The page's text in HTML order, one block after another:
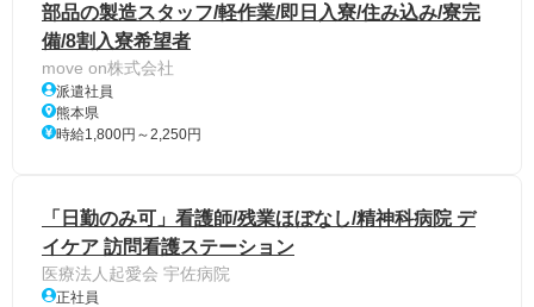
部品の製造スタッフ/軽作業/即日入寮/住み込み/寮完
備/8割入寮希望者
move on株式会社
派遣社員
熊本県
時給1,800円～2,250円
「日勤のみ可」看護師/残業ほぼなし/精神科病院 デ
イケア 訪問看護ステーション
医療法人起愛会 宇佐病院
正社員